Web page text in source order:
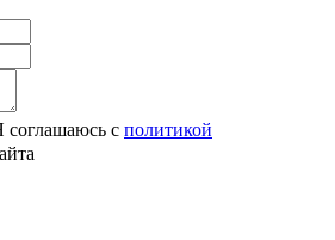
соглашаюсь с политикой